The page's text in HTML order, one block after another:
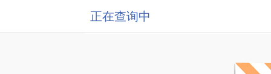
正在查询中